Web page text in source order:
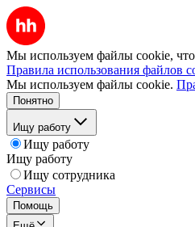
Мы используем файлы cookie,
Правила использования файлов
Мы используем файлы cookie.
Понятно
Ищу работу
Ищу работу
Ищу работу
Ищу сотрудника
Сервисы
Помощь